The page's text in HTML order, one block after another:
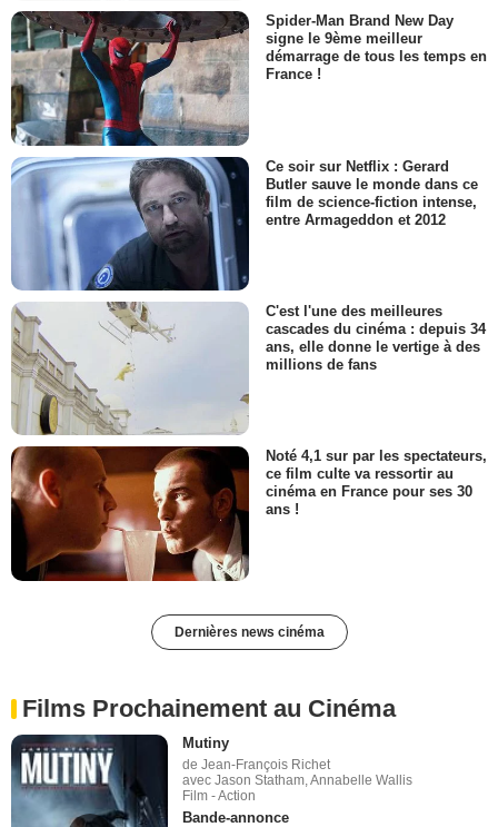
Spider-Man Brand New Day
signe le 9ème meilleur
démarrage de tous les temps en
France !
Ce soir sur Netflix : Gerard
Butler sauve le monde dans ce
film de science-fiction intense,
entre Armageddon et 2012
C'est l'une des meilleures
cascades du cinéma : depuis 34
ans, elle donne le vertige à des
millions de fans
Noté 4,1 sur par les spectateurs,
ce film culte va ressortir au
cinéma en France pour ses 30
ans !
Dernières news cinéma
Films Prochainement au Cinéma
Mutiny
de Jean-François Richet
avec Jason Statham, Annabelle Wallis
Film - Action
Bande-annonce